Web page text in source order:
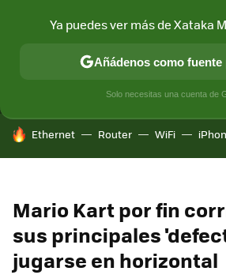
MÓVIL Y SOCIEDAD
HOY SE HABLA DE
Ethernet Router WiFi
Mario Kart por fin
sus principales
jugarse en horizontal
Ya puedes ver más de Xataka
Añádenos como fuente
Solo necesitas una cuenta de